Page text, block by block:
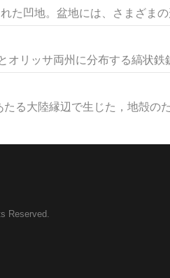
た凹地。盆地には、さまざま
オリッサ両州に分布する縞状鉄
る大陸縁辺で生じた，地殻の
Reserved.